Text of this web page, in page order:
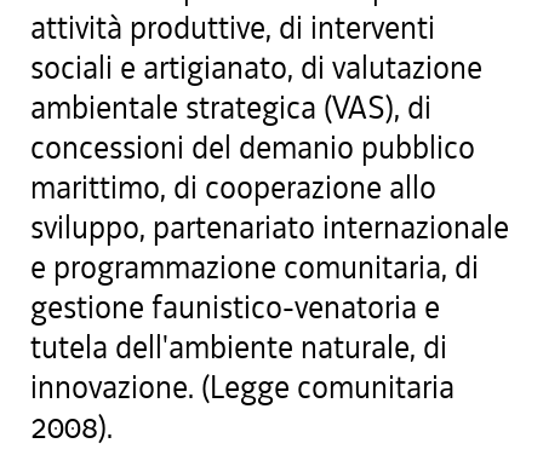
attività produttive, di interventi
sociali e artigianato, di valutazione
ambientale strategica (VAS), di
concessioni del demanio pubblico
marittimo, di cooperazione allo
sviluppo, partenariato internazionale
e programmazione comunitaria, di
gestione faunistico-venatoria e
tutela dell'ambiente naturale, di
innovazione. (Legge comunitaria
2008).